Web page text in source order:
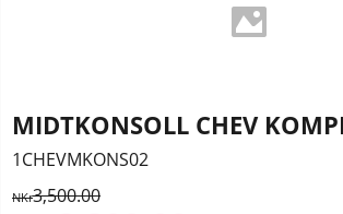
MIDTKONSOLL CHEV
1CHEVMKONS02
NKr3,500.00